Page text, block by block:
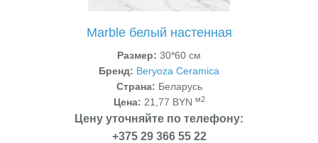
Marble белый настенная
Размер: 30*60 см
Бренд: Beryoza Ceramica
Страна: Беларусь
Цена: 21,77 BYN м2
Цену уточняйте по телефону:
+375 29 366 55 22